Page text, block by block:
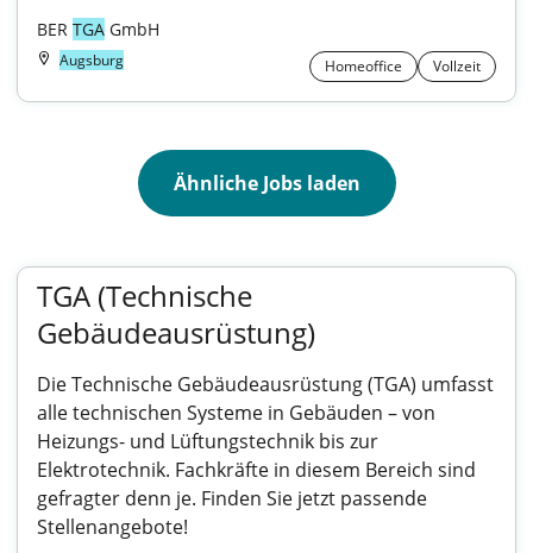
BER TGA GmbH
Augsburg Homeoffice Vollzeit
Ähnliche Jobs laden
TGA (Technische
Gebäudeausrüstung)
Die Technische Gebäudeausrüstung (TGA) umfasst
alle technischen Systeme in Gebäuden – von
Heizungs- und Lüftungstechnik bis zur
Elektrotechnik. Fachkräfte in diesem Bereich sind
gefragter denn je. Finden Sie jetzt passende
Stellenangebote!